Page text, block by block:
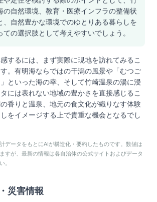
の自然環境、教育・医療インフラの整備状
、自然豊かな環境でのゆとりある暮らしを
ての選択肢として考えやすいでしょう。
するには、まず実際に現地を訪れてみるこ
。有明海ならではの干潟の風景や「むつご
といった海の幸、そして竹崎温泉の湯に浸
には表れない地域の豊かさを直接感じるこ
香りと温泉、地元の食文化が織りなす体験
をイメージする上で貴重な機会となるでし
データをもとにAIが構造化・要約したものです。数値は
すが、最新の情報は各自治体の公式サイトおよびデータ
。
災害情報